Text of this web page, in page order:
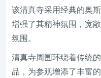
该清真寺采用经典的奥
增强了其精神氛围，宽
氛围。
清真寺周围环绕着传统
品，为参观增添了丰富